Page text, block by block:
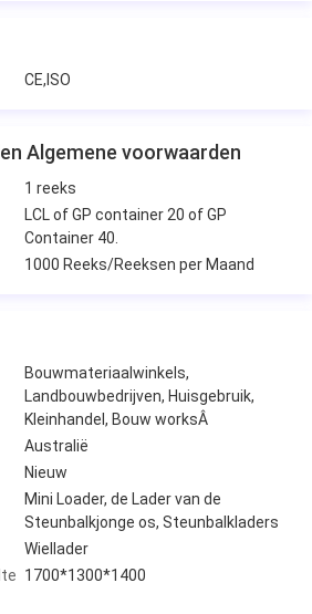
CE,ISO
Algemene voorwaarden
1 reeks
LCL of GP container 20 of GP
Container 40.
1000 Reeks/Reeksen per Maand
Bouwmateriaalwinkels,
Landbouwbedrijven, Huisgebruik,
Kleinhandel, Bouw worksÂ
Australië
Nieuw
Mini Loader, de Lader van de
Steunbalkjonge os, Steunbalkladers
Wiellader
1700*1300*1400